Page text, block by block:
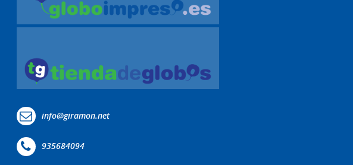
info@giramon.net
935684094